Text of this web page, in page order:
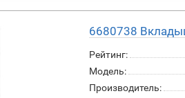
6680738
Рейтинг:
Модель:
Производитель: